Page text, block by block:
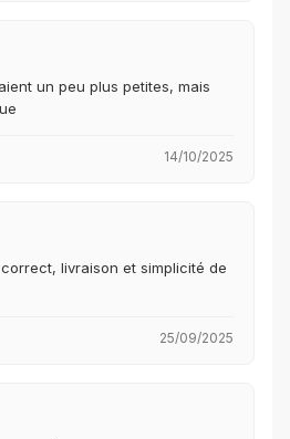
un peu plus petites, mais
14/10/2025
livraison et simplicité de
25/09/2025